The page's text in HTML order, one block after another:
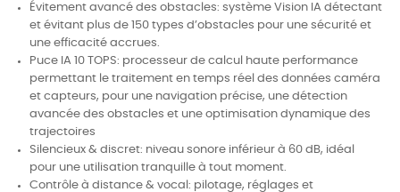
Évitement avancé des obstacles: système Vision IA détectant
et évitant plus de 150 types d’obstacles pour une sécurité et
une efficacité accrues.
Puce IA 10 TOPS: processeur de calcul haute performance
permettant le traitement en temps réel des données caméra
et capteurs, pour une navigation précise, une détection
avancée des obstacles et une optimisation dynamique des
trajectoires
Silencieux & discret: niveau sonore inférieur à 60 dB, idéal
pour une utilisation tranquille à tout moment.
Contrôle à distance & vocal: pilotage, réglages et